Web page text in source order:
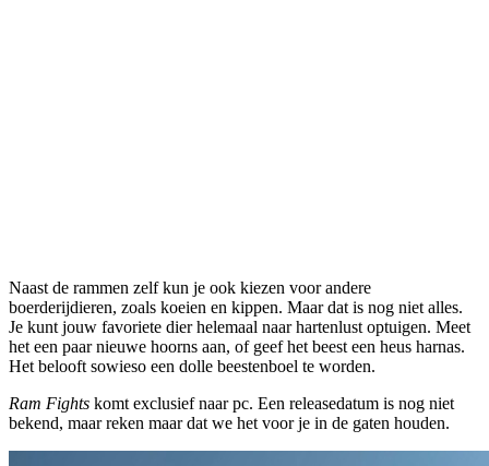
Naast de rammen zelf kun je ook kiezen voor andere
boerderijdieren, zoals koeien en kippen. Maar dat is nog niet alles.
Je kunt jouw favoriete dier helemaal naar hartenlust optuigen. Meet
het een paar nieuwe hoorns aan, of geef het beest een heus harnas.
Het belooft sowieso een dolle beestenboel te worden.
Ram Fights komt exclusief naar pc. Een releasedatum is nog niet
bekend, maar reken maar dat we het voor je in de gaten houden.